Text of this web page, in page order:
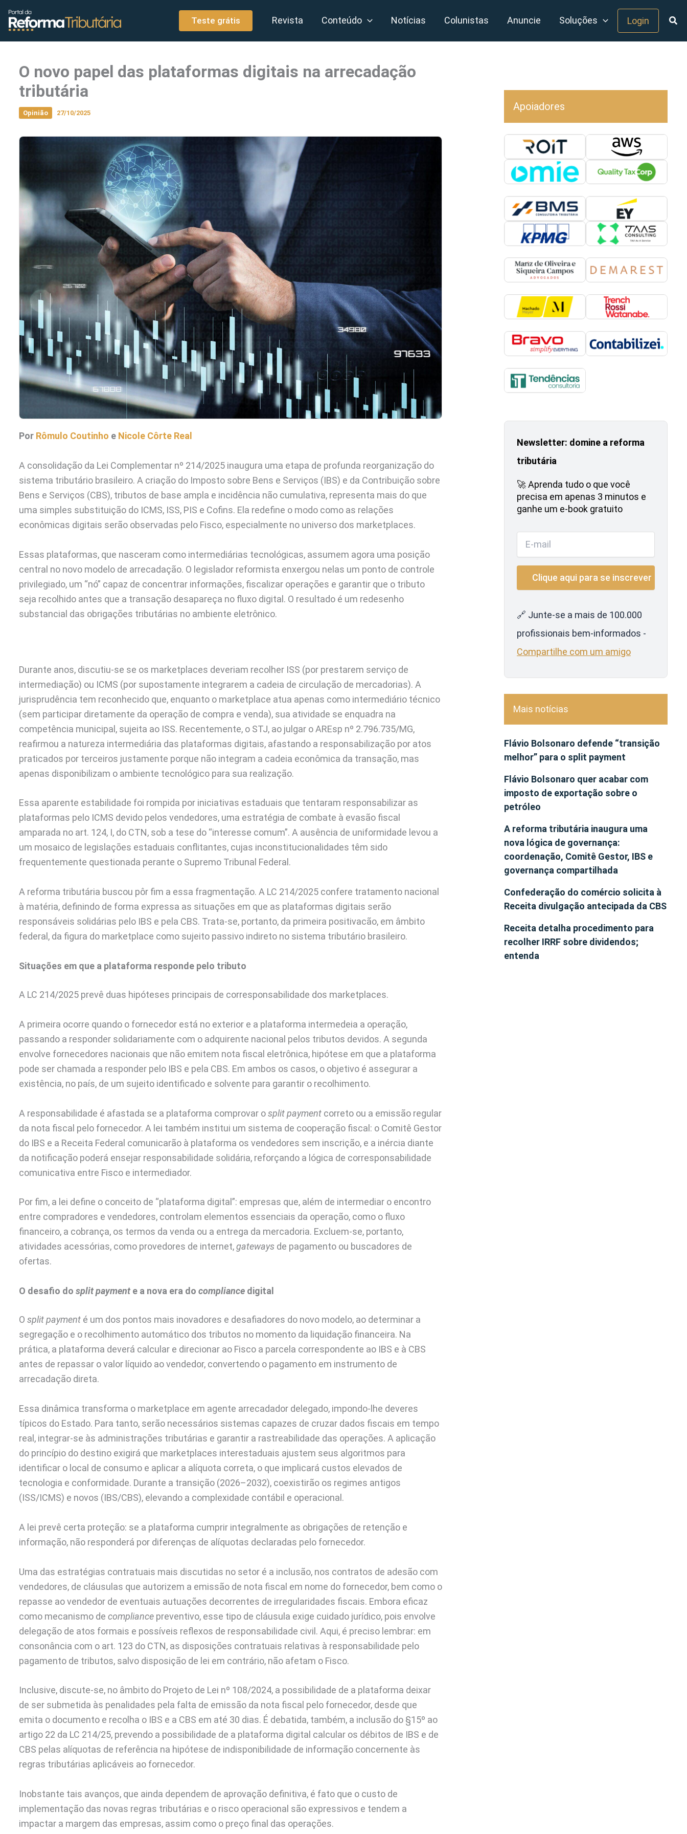
conteúdo
Teste grátis Revista Conteúdo Notícias Colunistas Anuncie Soluções Login
O novo papel das plataformas digitais na arrecadação
tributária
Opinião 27/10/2025
Por Rômulo Coutinho e Nicole Côrte Real
A consolidação da Lei Complementar nº 214/2025 inaugura uma etapa de profunda reorganização do
sistema tributário brasileiro. A criação do Imposto sobre Bens e Serviços (IBS) e da Contribuição sobre
Bens e Serviços (CBS), tributos de base ampla e incidência não cumulativa, representa mais do que
uma simples substituição do ICMS, ISS, PIS e Cofins. Ela redefine o modo como as relações
econômicas digitais serão observadas pelo Fisco, especialmente no universo dos marketplaces.
Essas plataformas, que nasceram como intermediárias tecnológicas, assumem agora uma posição
central no novo modelo de arrecadação. O legislador reformista enxergou nelas um ponto de controle
privilegiado, um “nó” capaz de concentrar informações, fiscalizar operações e garantir que o tributo
seja recolhido antes que a transação desapareça no fluxo digital. O resultado é um redesenho
substancial das obrigações tributárias no ambiente eletrônico.
Durante anos, discutiu-se se os marketplaces deveriam recolher ISS (por prestarem serviço de
intermediação) ou ICMS (por supostamente integrarem a cadeia de circulação de mercadorias). A
jurisprudência tem reconhecido que, enquanto o marketplace atua apenas como intermediário técnico
(sem participar diretamente da operação de compra e venda), sua atividade se enquadra na
competência municipal, sujeita ao ISS. Recentemente, o STJ, ao julgar o AREsp nº 2.796.735/MG,
reafirmou a natureza intermediária das plataformas digitais, afastando a responsabilização por atos
praticados por terceiros justamente porque não integram a cadeia econômica da transação, mas
apenas disponibilizam o ambiente tecnológico para sua realização.
Essa aparente estabilidade foi rompida por iniciativas estaduais que tentaram responsabilizar as
plataformas pelo ICMS devido pelos vendedores, uma estratégia de combate à evasão fiscal
amparada no art. 124, I, do CTN, sob a tese do “interesse comum”. A ausência de uniformidade levou a
um mosaico de legislações estaduais conflitantes, cujas inconstitucionalidades têm sido
frequentemente questionada perante o Supremo Tribunal Federal.
A reforma tributária buscou pôr fim a essa fragmentação. A LC 214/2025 confere tratamento nacional
à matéria, definindo de forma expressa as situações em que as plataformas digitais serão
responsáveis solidárias pelo IBS e pela CBS. Trata-se, portanto, da primeira positivacão, em âmbito
federal, da figura do marketplace como sujeito passivo indireto no sistema tributário brasileiro.
Situações em que a plataforma responde pelo tributo
A LC 214/2025 prevê duas hipóteses principais de corresponsabilidade dos marketplaces.
A primeira ocorre quando o fornecedor está no exterior e a plataforma intermedeia a operação,
passando a responder solidariamente com o adquirente nacional pelos tributos devidos. A segunda
envolve fornecedores nacionais que não emitem nota fiscal eletrônica, hipótese em que a plataforma
pode ser chamada a responder pelo IBS e pela CBS. Em ambos os casos, o objetivo é assegurar a
existência, no país, de um sujeito identificado e solvente para garantir o recolhimento.
A responsabilidade é afastada se a plataforma comprovar osplit payment correto ou a emissão regular
da nota fiscal pelo fornecedor. A lei também institui um sistema de cooperação fiscal: o Comitê Gestor
do IBS e a Receita Federal comunicarão à plataforma os vendedores sem inscrição, e a inércia diante
da notificação poderá ensejar responsabilidade solidária, reforçando a lógica de corresponsabilidade
comunicativa entre Fisco e intermediador.
Por fim, a lei define o conceito de “plataforma digital”: empresas que, além de intermediar o encontro
entre compradores e vendedores, controlam elementos essenciais da operação, como o fluxo
financeiro, a cobrança, os termos da venda ou a entrega da mercadoria. Excluem-se, portanto,
atividades acessórias, como provedores de internet,gateways de pagamento ou buscadores de
ofertas.
O desafio do split payment e a nova era do compliance digital
O split payment é um dos pontos mais inovadores e desafiadores do novo modelo, ao determinar a
segregação e o recolhimento automático dos tributos no momento da liquidação financeira. Na
prática, a plataforma deverá calcular e direcionar ao Fisco a parcela correspondente ao IBS e à CBS
antes de repassar o valor líquido ao vendedor, convertendo o pagamento em instrumento de
arrecadação direta.
Essa dinâmica transforma o marketplace em agente arrecadador delegado, impondo-lhe deveres
típicos do Estado. Para tanto, serão necessários sistemas capazes de cruzar dados fiscais em tempo
real, integrar-se às administrações tributárias e garantir a rastreabilidade das operações. A aplicação
do princípio do destino exigirá que marketplaces interestaduais ajustem seus algoritmos para
identificar o local de consumo e aplicar a alíquota correta, o que implicará custos elevados de
tecnologia e conformidade. Durante a transição (2026–2032), coexistirão os regimes antigos
(ISS/ICMS) e novos (IBS/CBS), elevando a complexidade contábil e operacional.
A lei prevê certa proteção: se a plataforma cumprir integralmente as obrigações de retenção e
informação, não responderá por diferenças de alíquotas declaradas pelo fornecedor.
Uma das estratégias contratuais mais discutidas no setor é a inclusão, nos contratos de adesão com
vendedores, de cláusulas que autorizem a emissão de nota fiscal em nome do fornecedor, bem como o
repasse ao vendedor de eventuais autuações decorrentes de irregularidades fiscais. Embora eficaz
como mecanismo de compliance preventivo, esse tipo de cláusula exige cuidado jurídico, pois envolve
delegação de atos formais e possíveis reflexos de responsabilidade civil. Aqui, é preciso lembrar: em
consonância com o art. 123 do CTN, as disposições contratuais relativas à responsabilidade pelo
pagamento de tributos, salvo disposição de lei em contrário, não afetam o Fisco.
Inclusive, discute-se, no âmbito do Projeto de Lei nº 108/2024, a possibilidade de a plataforma deixar
de ser submetida às penalidades pela falta de emissão da nota fiscal pelo fornecedor, desde que
emita o documento e recolha o IBS e a CBS em até 30 dias. É debatida, também, a inclusão do §15º ao
artigo 22 da LC 214/25, prevendo a possibilidade de a plataforma digital calcular os débitos de IBS e de
CBS pelas alíquotas de referência na hipótese de indisponibilidade de informação concernente às
regras tributárias aplicáveis ao fornecedor.
Inobstante tais avanços, que ainda dependem de aprovação definitiva, é fato que o custo de
implementação das novas regras tributárias e o risco operacional são expressivos e tendem a
impactar a margem das empresas, assim como o preço final das operações.
Apoiadores
Newsletter: domine a reforma
tributária
🚀 Aprenda tudo o que você
precisa em apenas 3 minutos e
ganhe um e-book gratuito
🔗 Junte-se a mais de 100.000
profissionais bem-informados -
Compartilhe com um amigo
Mais notícias
Flávio Bolsonaro defende “transição
melhor” para o split payment
Flávio Bolsonaro quer acabar com
imposto de exportação sobre o
petróleo
A reforma tributária inaugura uma
nova lógica de governança:
coordenação, Comitê Gestor, IBS e
governança compartilhada
Confederação do comércio solicita à
Receita divulgação antecipada da CBS
Receita detalha procedimento para
recolher IRRF sobre dividendos;
entenda